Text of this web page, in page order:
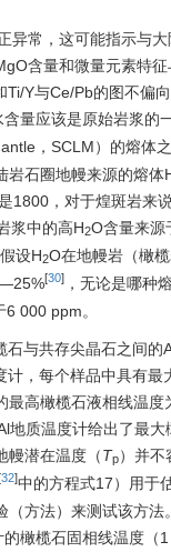
异常，这可能指示与
含量和微量元素特
Y与Ce/Pb的图不偏
量应该是原始岩浆的
，SCLM）的熔体
岩石圈地幔来源的熔体
1800，对于煌斑岩来
浆中的高H2O含量来源
设H2O在地幔岩（橄
[30] ，无论是哪种
000 ppm。
与共存尖晶石之间
，每个样品中具有
最高橄榄石液相线温
质温度计给出了最
幔潜在温度（Tp）并不
[32]中的方程式17）用于
方法）来测试该方
的橄榄石固相线温度